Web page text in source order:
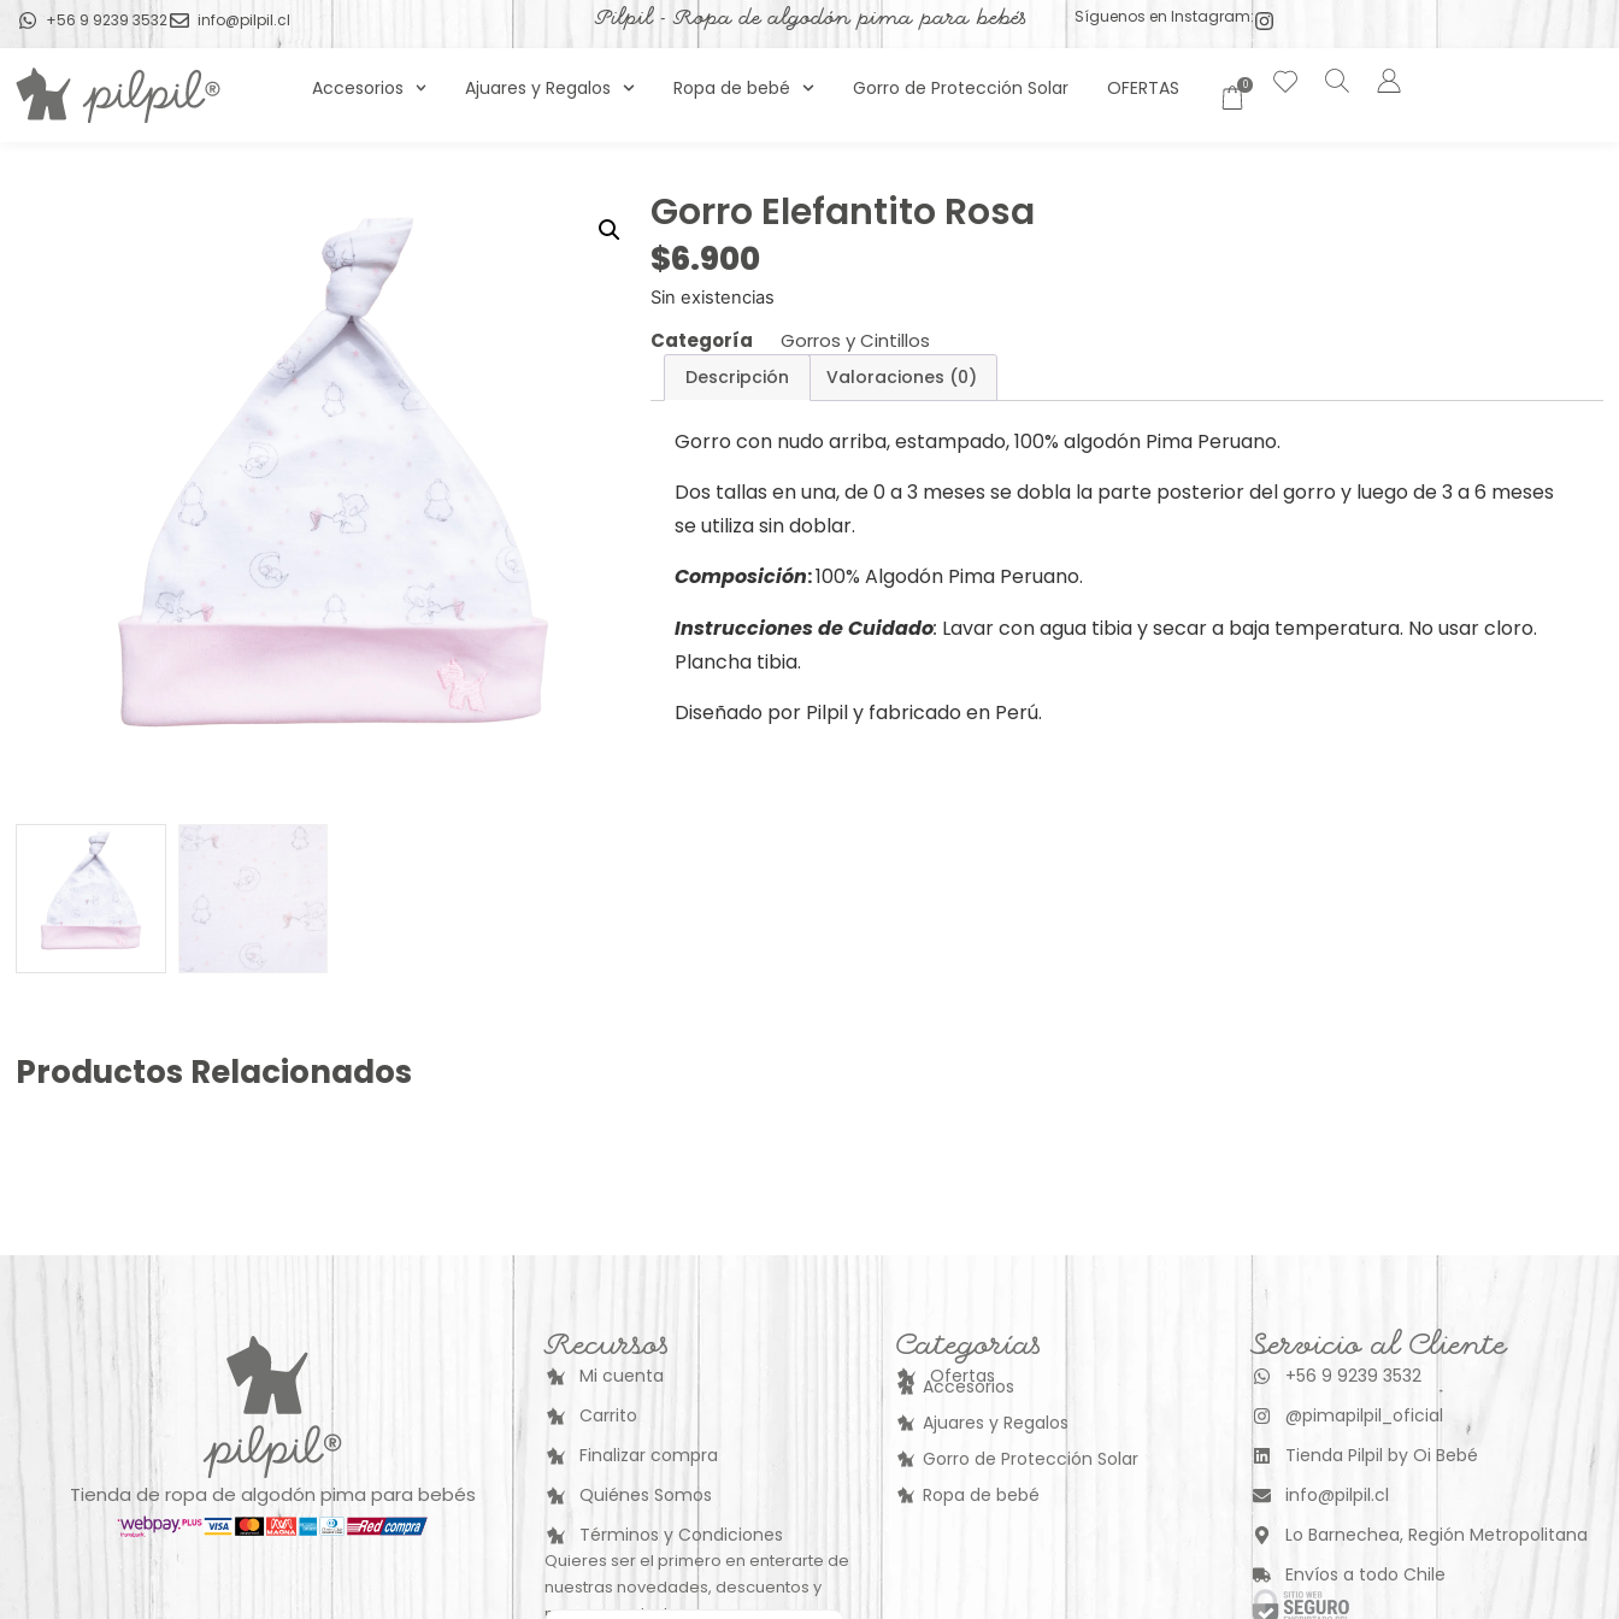
+56 9 9239 3532 info@pilpil.cl Pilpil - Ropa de algodón pima para bebés Síguenos en Instagram:
Accesorios Ajuares y Regalos Ropa de bebé Gorro de Protección Solar OFERTAS 0
Gorro Elefantito Rosa
$6.900
Sin existencias
Categoría Gorros y Cintillos
Descripción Valoraciones (0)
Gorro con nudo arriba, estampado, 100% algodón Pima Peruano.
Dos tallas en una, de 0 a 3 meses se dobla la parte posterior del gorro y luego de 3 a 6 meses
se utiliza sin doblar.
Composición:100% Algodón Pima Peruano.
Instrucciones de Cuidado: Lavar con agua tibia y secar a baja temperatura. No usar cloro.
Plancha tibia.
Diseñado por Pilpily fabricado en Perú.
Productos Relacionados
Tienda de ropa de algodón pima para bebés
Recursos
Mi cuenta
Carrito
Finalizar compra
Quiénes Somos
Términos y Condiciones
Quieres ser el primero en enterarte de
nuestras novedades, descuentos y
nuevos productos:
Categorías
Ofertas
Accesorios
Ajuares y Regalos
Gorro de Protección Solar
Ropa de bebé
Servicio al Cliente
+56 9 9239 3532
@pimapilpil_oficial
Tienda Pilpil by Oi Bebé
info@pilpil.cl
Lo Barnechea, Región Metropolitana
Envíos a todo Chile